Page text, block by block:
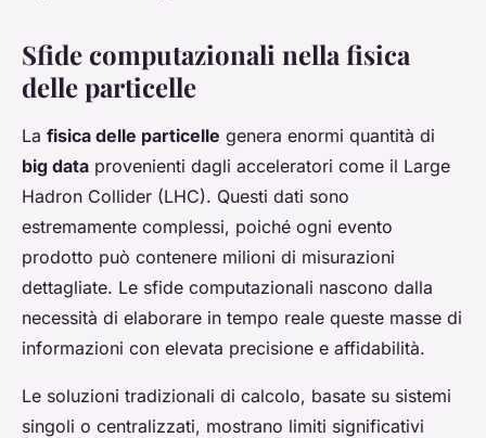
Sfide computazionali nella fisica
delle particelle
La fisica delle particelle genera enormi quantità di
big data provenienti dagli acceleratori come il Large
Hadron Collider (LHC). Questi dati sono
estremamente complessi, poiché ogni evento
prodotto può contenere milioni di misurazioni
dettagliate. Le sfide computazionali nascono dalla
necessità di elaborare in tempo reale queste masse di
informazioni con elevata precisione e affidabilità.
Le soluzioni tradizionali di calcolo, basate su sistemi
singoli o centralizzati, mostrano limiti significativi